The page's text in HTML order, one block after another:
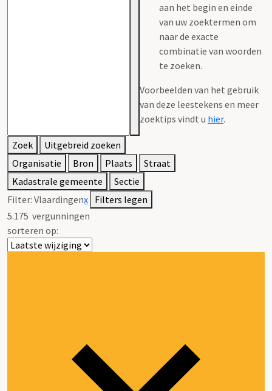
aan het begin en einde
van uw zoektermen om
naar de exacte
combinatie van woorden
te zoeken.
Voorbeelden van het gebruik
van deze leestekens en meer
zoektips vindt u hier.
Zoek
Uitgebreid zoeken
Organisatie
Bron Plaats
Straat
Kadastrale gemeente
Sectie
Filter: Vlaardingenx Filters legen
5.175 vergunningen
sorteren op: